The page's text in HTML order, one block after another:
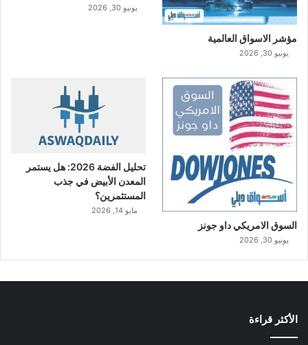
مؤشر الاسواق العالمية
يونيو 30, 2026
يونيو 30, 2026
السوق الامريكي داو جونز
يونيو 30, 2026
تحليل الفضة 2026: هل يستمر
المعدن الأبيض في جذب
المستثمرين؟
مايو 14, 2026
الأكثر قراءة